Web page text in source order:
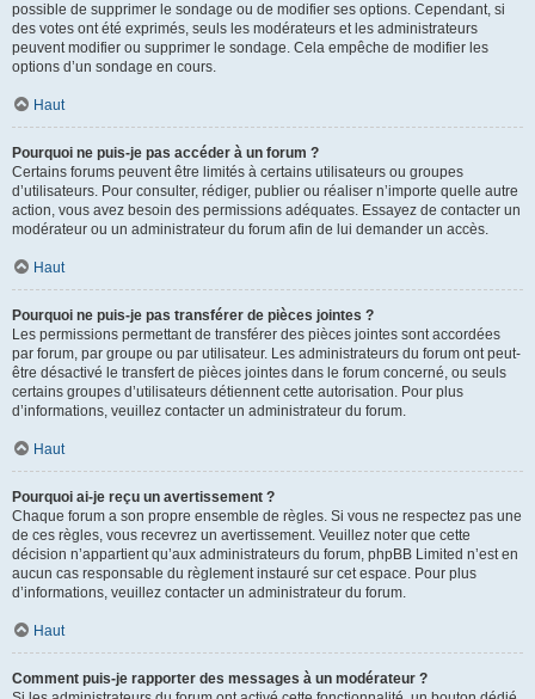
possible de supprimer le sondage ou de modifier ses options. Cependant, si
des votes ont été exprimés, seuls les modérateurs et les administrateurs
peuvent modifier ou supprimer le sondage. Cela empêche de modifier les
options d’un sondage en cours.
Haut
Pourquoi ne puis-je pas accéder à un forum ?
Certains forums peuvent être limités à certains utilisateurs ou groupes
d’utilisateurs. Pour consulter, rédiger, publier ou réaliser n’importe quelle autre
action, vous avez besoin des permissions adéquates. Essayez de contacter un
modérateur ou un administrateur du forum afin de lui demander un accès.
Haut
Pourquoi ne puis-je pas transférer de pièces jointes ?
Les permissions permettant de transférer des pièces jointes sont accordées
par forum, par groupe ou par utilisateur. Les administrateurs du forum ont peut-
être désactivé le transfert de pièces jointes dans le forum concerné, ou seuls
certains groupes d’utilisateurs détiennent cette autorisation. Pour plus
d’informations, veuillez contacter un administrateur du forum.
Haut
Pourquoi ai-je reçu un avertissement ?
Chaque forum a son propre ensemble de règles. Si vous ne respectez pas une
de ces règles, vous recevrez un avertissement. Veuillez noter que cette
décision n’appartient qu’aux administrateurs du forum, phpBB Limited n’est en
aucun cas responsable du règlement instauré sur cet espace. Pour plus
d’informations, veuillez contacter un administrateur du forum.
Haut
Comment puis-je rapporter des messages à un modérateur ?